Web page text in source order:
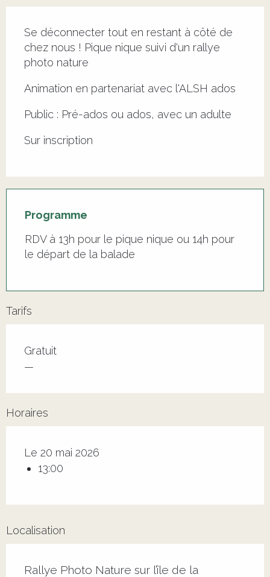
Se déconnecter tout en restant à côté de
chez nous ! Pique nique suivi d'un rallye
photo nature
Animation en partenariat avec l'ALSH ados
Public : Pré-ados ou ados, avec un adulte
Sur inscription
Programme
RDV à 13h pour le pique nique ou 14h pour
le départ de la balade
Tarifs
Tarifs 2026
Gratuit
—
Horaires
Le 20 mai 2026
13:00
Localisation
Rallye Photo Nature sur l’île de la